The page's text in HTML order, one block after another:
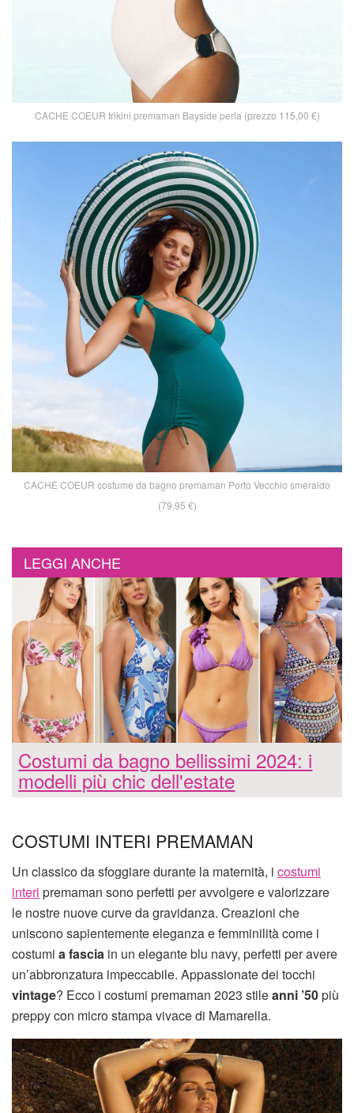
CACHE COEUR trikini premaman Bayside perla (prezzo 115,00 €)
CACHE COEUR costume da bagno premaman Porto Vecchio smeraldo
(79,95 €)
LEGGI ANCHE
Costumi da bagno bellissimi 2024: i
modelli più chic dell'estate
COSTUMI INTERI PREMAMAN
Un classico da sfoggiare durante la maternità, i costumi
interi premaman sono perfetti per avvolgere e valorizzare
le nostre nuove curve da gravidanza. Creazioni che
uniscono sapientemente eleganza e femminilità come i
costumi a fascia in un elegante blu navy, perfetti per avere
un’abbronzatura impeccabile. Appassionate dei tocchi
vintage? Ecco i costumi premaman 2023 stileanni ’50più
preppy con micro stampa vivace di Mamarella.